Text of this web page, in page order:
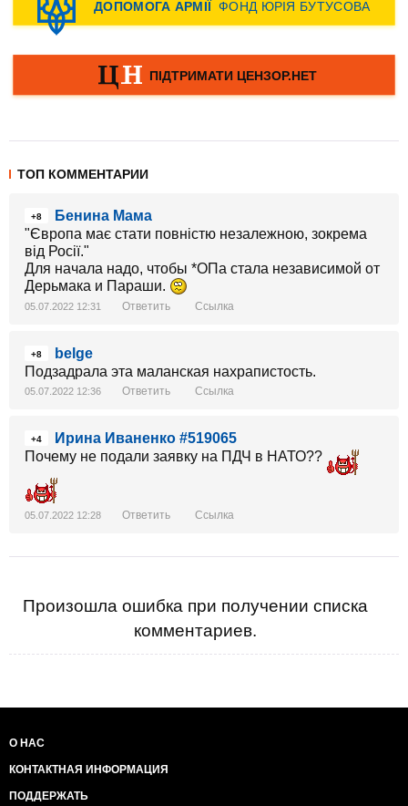
ТОП КОММЕНТАРИИ
+8
Бенина Мама
"Європа має стати повністю незалежною, зокрема
від Росії."
Для начала надо, чтобы *ОПа стала независимой от
Дерьмака и Параши.
05.07.2022 12:31 Ответить Ссылка
+8
belge
Подзадрала эта маланская нахрапистость.
05.07.2022 12:36 Ответить Ссылка
+4
Ирина Иваненко #519065
Почему не подали заявку на ПДЧ в НАТО??
05.07.2022 12:28 Ответить Ссылка
Произошла ошибка при получении списка
комментариев.
О НАС
КОНТАКТНАЯ ИНФОРМАЦИЯ
ПОДДЕРЖАТЬ